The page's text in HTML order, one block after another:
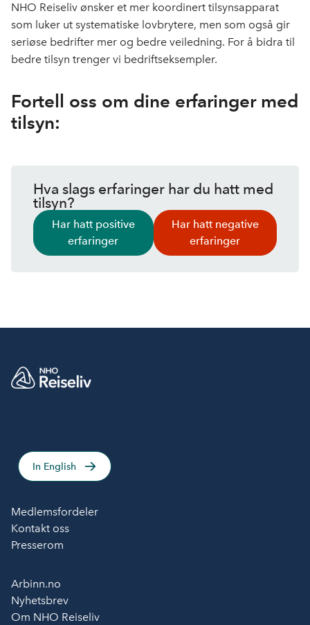
NHO Reiseliv ønsker et mer koordinert tilsynsapparat
som luker ut systematiske lovbrytere, men som også gir
seriøse bedrifter mer og bedre veiledning. For å bidra til
bedre tilsyn trenger vi bedriftseksempler.
Fortell oss om dine erfaringer med
tilsyn:
Hva slags erfaringer har du hatt med
tilsyn?
Har hatt positive
erfaringer
Har hatt negative
erfaringer
In English
Medlemsfordeler
Kontakt oss
Presserom
Arbinn.no
Nyhetsbrev
Om NHO Reiseliv